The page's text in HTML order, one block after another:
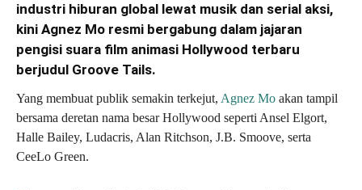
industri hiburan global lewat musik dan serial aksi,
kini Agnez Mo resmi bergabung dalam jajaran
pengisi suara film animasi Hollywood terbaru
berjudul Groove Tails.
Yang membuat publik semakin terkejut, Agnez Mo akan tampil
bersama deretan nama besar Hollywood seperti Ansel Elgort,
Halle Bailey, Ludacris, Alan Ritchson, J.B. Smoove, serta
CeeLo Green.